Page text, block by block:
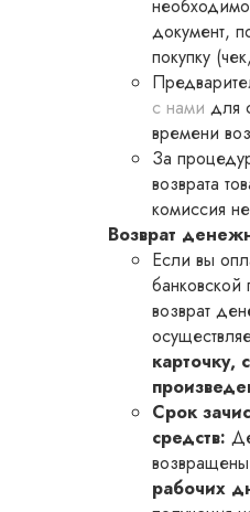
необходимо
документ,
покупку
с нами для
времени
За
возврата
комиссия
Возврат
Если вы
банковской
возврат
карточку,
Срок
средств:
рабочих